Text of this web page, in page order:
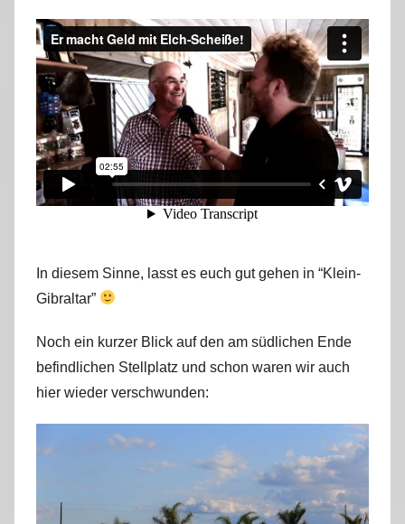
In diesem Sinne, lasst es euch gut gehen in “Klein-
Gibraltar”
Noch ein kurzer Blick auf den am südlichen Ende
befindlichen Stellplatz und schon waren wir auch
hier wieder verschwunden: